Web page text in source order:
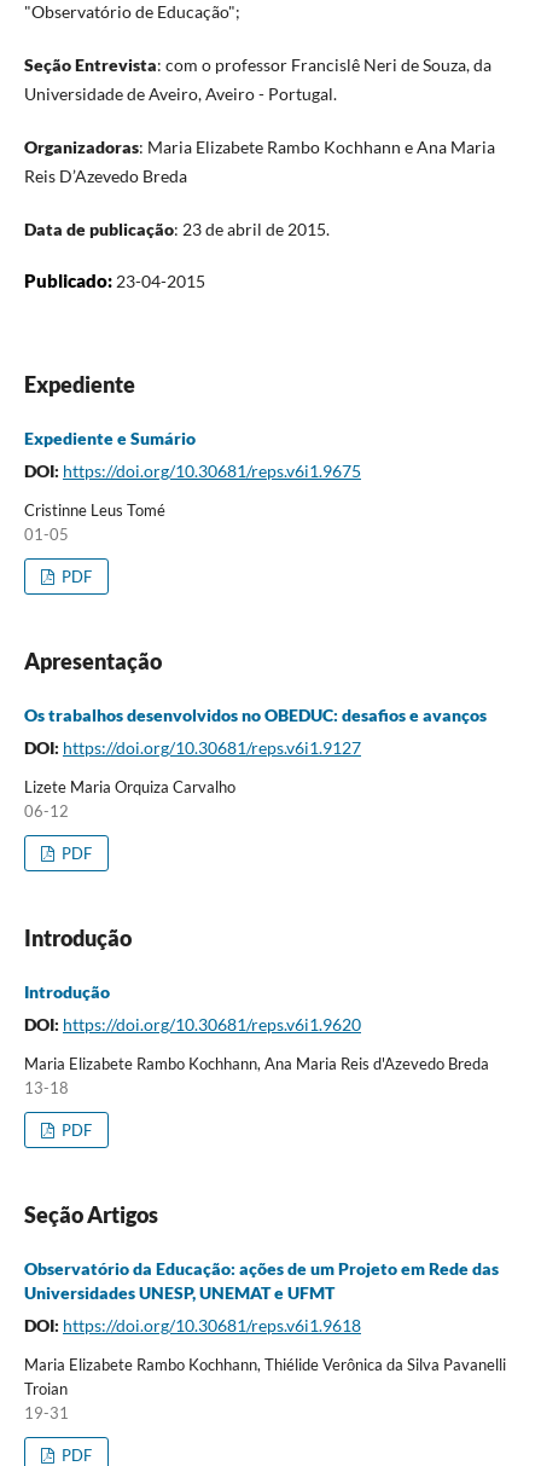
"Observatório de Educação";
Seção Entrevista: com o professor Francislê Neri de Souza, da
Universidade de Aveiro, Aveiro - Portugal.
Organizadoras: Maria Elizabete Rambo Kochhann e Ana Maria
Reis D’Azevedo Breda
Data de publicação: 23 de abril de 2015.
Publicado: 23-04-2015
Expediente
Expediente e Sumário
DOI: https://doi.org/10.30681/reps.v6i1.9675
Cristinne Leus Tomé
01-05
PDF
Apresentação
Os trabalhos desenvolvidos no OBEDUC: desafios e avanços
DOI: https://doi.org/10.30681/reps.v6i1.9127
Lizete Maria Orquiza Carvalho
06-12
PDF
Introdução
Introdução
DOI: https://doi.org/10.30681/reps.v6i1.9620
Maria Elizabete Rambo Kochhann, Ana Maria Reis d'Azevedo Breda
13-18
PDF
Seção Artigos
Observatório da Educação: ações de um Projeto em Rede das
Universidades UNESP, UNEMAT e UFMT
DOI: https://doi.org/10.30681/reps.v6i1.9618
Maria Elizabete Rambo Kochhann, Thiélide Verônica da Silva Pavanelli
Troian
19-31
PDF